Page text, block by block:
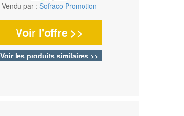
Vendu par : Sofraco Promotion
Voir l'offre >>
Voir les produits similaires >>